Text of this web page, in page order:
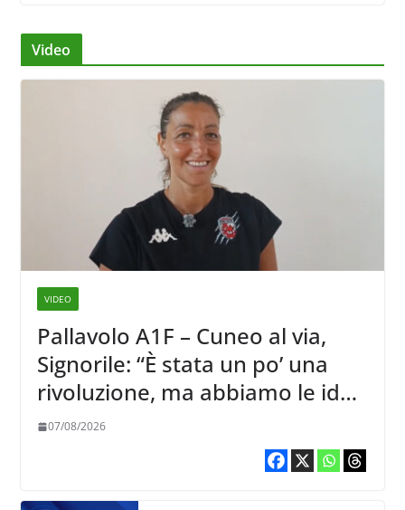
Video
VIDEO
Pallavolo A1F – Cuneo al via,
Signorile: “È stata un po’ una
rivoluzione, ma abbiamo le idee
chiare siu cosa vogliamo fare”
07/08/2026